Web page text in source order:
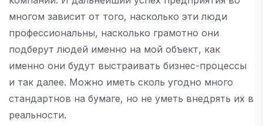
многом зависит от того, насколько эти люди
профессиональны, насколько грамотно они
подберут людей именно на мой объект, как
именно они будут выстраивать бизнес-процессы
и так далее. Можно иметь сколь угодно много
стандартнов на бумаге, но не уметь внедрять их в
реальности.